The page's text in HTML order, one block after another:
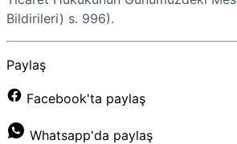
Bildirileri) s. 996).
Paylaş
Facebook'ta paylaş
Whatsapp'da paylaş